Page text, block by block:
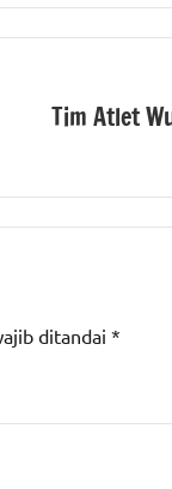
Tim Atlet
ditandai *